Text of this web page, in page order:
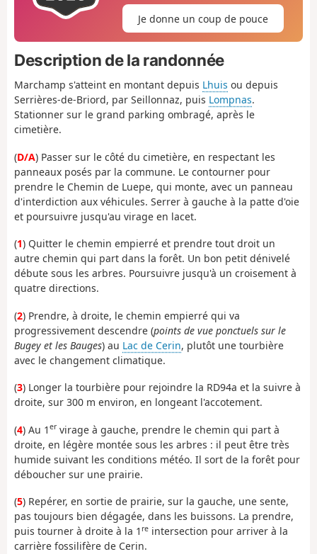
Je donne un coup de pouce
Description de la randonnée
Marchamp s'atteint en montant depuis Lhuis ou depuis
Serrières-de-Briord, par Seillonnaz, puis Lompnas.
Stationner sur le grand parking ombragé, après le
cimetière.
(D/A) Passer sur le côté du cimetière, en respectant les
panneaux posés par la commune. Le contourner pour
prendre le Chemin de Luepe, qui monte, avec un panneau
d'interdiction aux véhicules. Serrer à gauche à la patte d'oie
et poursuivre jusqu'au virage en lacet.
(1) Quitter le chemin empierré et prendre tout droit un
autre chemin qui part dans la forêt. Un bon petit dénivelé
débute sous les arbres. Poursuivre jusqu'à un croisement à
quatre directions.
(2) Prendre, à droite, le chemin empierré qui va
progressivement descendre (points de vue ponctuels sur le
Bugey et les Bauges) au Lac de Cerin, plutôt une tourbière
avec le changement climatique.
(3) Longer la tourbière pour rejoindre la RD94a et la suivre à
droite, sur 300 m environ, en longeant l'accotement.
(4) Au 1 er virage à gauche, prendre le chemin qui part à
droite, en légère montée sous les arbres : il peut être très
humide suivant les conditions météo. Il sort de la forêt pour
déboucher sur une prairie.
(5) Repérer, en sortie de prairie, sur la gauche, une sente,
pas toujours bien dégagée, dans les buissons. La prendre,
puis tourner à droite à la 1 re intersection pour arriver à la
carrière fossilifère de Cerin.